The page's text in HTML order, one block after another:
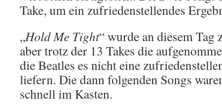
Take, um ein zufriedenstellendes
„Hold Me Tight“ wurde an diesem Tag
aber trotz der 13 Takes die
die Beatles es nicht eine
liefern. Die dann folgenden Songs
schnell im Kasten.